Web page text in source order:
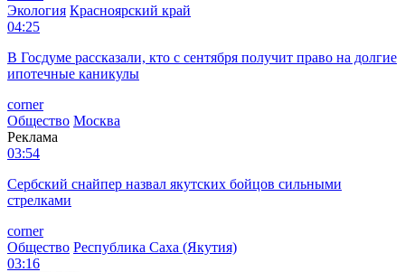
Экология Красноярский край
04:25
В Госдуме рассказали, кто с сентября получит право на долгие
ипотечные каникулы
corner
Общество Москва
Реклама
03:54
Сербский снайпер назвал якутских бойцов сильными
стрелками
corner
Общество Республика Саха (Якутия)
03:16